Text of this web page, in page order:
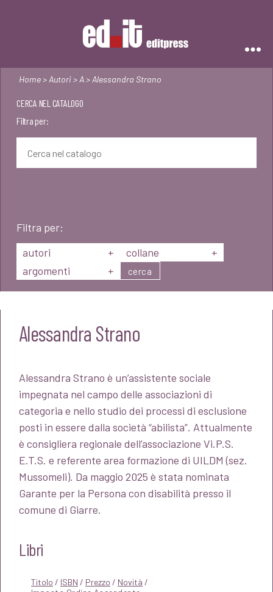
Home> Autori> A> Alessandra Strano
CERCA NEL CATALOGO
Filtra per:
Filtra per:
autori
+ collane
+
argomenti
+ cerca
Alessandra Strano
Alessandra Strano è un’assistente sociale
impegnata nel campo delle associazioni di
categoria e nello studio dei processi di esclusione
posti in essere dalla società “abilista”. Attualmente
è consigliera regionale dell’associazione Vi.P.S.
E.T.S. e referente area formazione di UILDM (sez.
Mussomeli). Da maggio 2025 è stata nominata
Garante per la Persona con disabilità presso il
comune di Giarre.
Libri
Titolo / ISBN / Prezzo / Novità /